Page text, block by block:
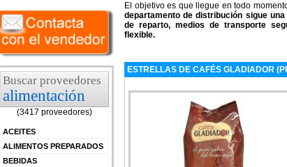
Buscar proveedores
alimentación
(3417 proveedores)
ACEITES
ALIMENTOS PREPARADOS
BEBIDAS
El objetivo es que llegue en todo
departamento de distribución sigue
de reparto, medios de transporte
flexible.
ESTRELLAS DE CAFÉS GLADIADOR